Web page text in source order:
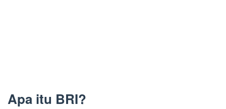
Apa itu BRI?